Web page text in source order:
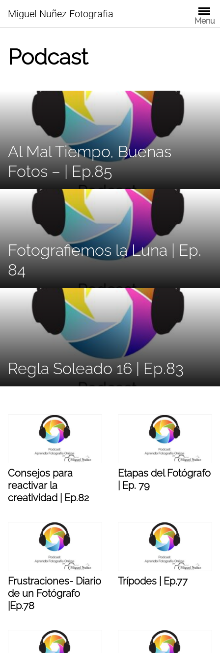
content
Miguel Nuñez Fotografia
Menu
Podcast
Al Mal Tiempo, Buenas
Fotos – | Ep.85
Fotografiemos la Luna | Ep.
84
Regla Soleado 16 | Ep.83
Consejos para
reactivar la
creatividad | Ep.82
Etapas del Fotógrafo
| Ep. 79
Frustraciones- Diario
de un Fotógrafo
|Ep.78
Trípodes | Ep.77